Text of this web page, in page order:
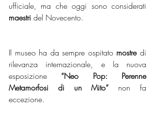
maestri del Novecento.
Il museo ha da sempre ospitato mostre di
rilevanza internazionale, e la nuova
esposizione “Neo Pop: Perenne
Metamorfosi di un Mito” non fa
eccezione.